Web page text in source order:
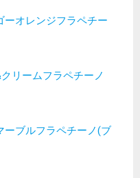
ーオレンジフラペチー
リームフラペチーノ
ーブルフラペチーノ(ブ